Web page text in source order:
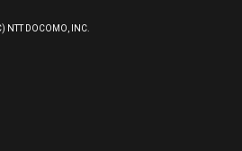
NTT DOCOMO, INC.